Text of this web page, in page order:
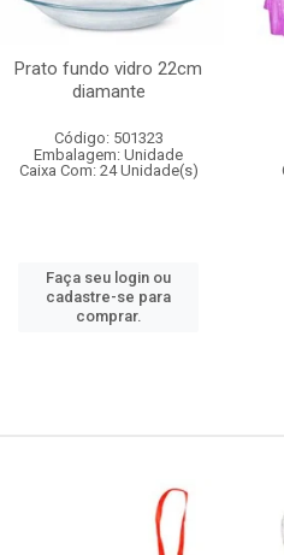
Prato fundo vidro 22cm
diamante
Código: 501323
Embalagem: Unidade
Caixa Com: 24 Unidade(s)
Faça seu login ou
cadastre-se para
comprar.